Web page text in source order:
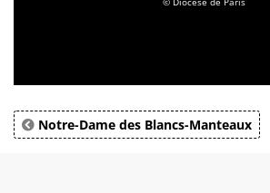
Notre-Dame des Blancs-Manteaux